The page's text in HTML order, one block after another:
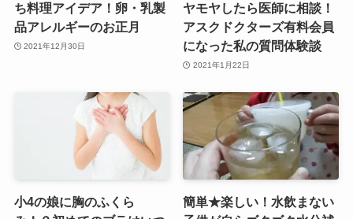
ち料理アイデア！卵・乳製
品アレルギーのお正月
2021年12月30日
ヤモヤしたら医師に相談！
アスクドクターズ有料会員
になった私の質問体験談
2021年1月22日
小4の娘に胸のふくら
簡単★楽しい！水飲まない